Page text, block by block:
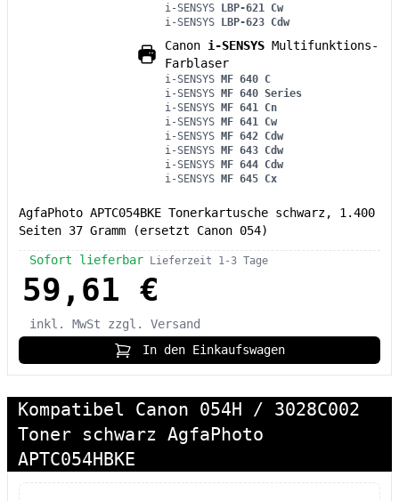
i-SENSYS LBP-621 Cw
i-SENSYS LBP-623 Cdw
Canon i-SENSYS Multifunktions-
Farblaser
i-SENSYS MF 640 C
i-SENSYS MF 640 Series
i-SENSYS MF 641 Cn
i-SENSYS MF 641 Cw
i-SENSYS MF 642 Cdw
i-SENSYS MF 643 Cdw
i-SENSYS MF 644 Cdw
i-SENSYS MF 645 Cx
AgfaPhoto APTC054BKE Tonerkartusche schwarz, 1.400
Seiten 37 Gramm (ersetzt Canon 054)
Sofort lieferbar Lieferzeit 1-3 Tage
59,61 €
inkl. MwSt
zzgl. Versand
In den Einkaufswagen
Kompatibel Canon 054H / 3028C002
Toner schwarz AgfaPhoto
APTC054HBKE